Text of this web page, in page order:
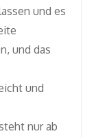
und es
und das
und
nur ab